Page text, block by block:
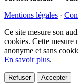
Mentions légales ·
Ce site mesure son
cookies. Cette mesure
anonyme et sans
En savoir plus.
Refuser Accepter